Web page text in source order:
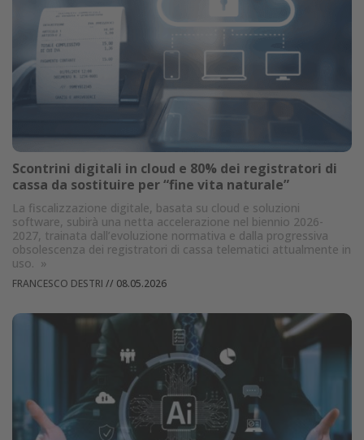
Scontrini digitali in cloud e 80% dei registratori di
cassa da sostituire per “fine vita naturale”
La fiscalizzazione digitale, basata su cloud e soluzioni
software, subirà una netta accelerazione nel biennio 2026-
2027, trainata dall’evoluzione normativa e dalla progressiva
obsolescenza dei registratori di cassa telematici attualmente in
uso. »
FRANCESCO DESTRI // 08.05.2026